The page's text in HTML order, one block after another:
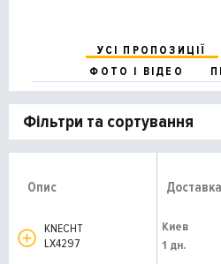
УСІ ПРОПОЗИЦІЇ
ФОТО І ВІДЕО
Фільтри та сортування
Опис Доставка
KNECHT
LX4297
Киев
1 дн.